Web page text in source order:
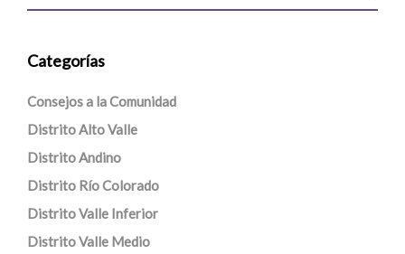
Categorías
Consejos a la Comunidad
Distrito Alto Valle
Distrito Andino
Distrito Río Colorado
Distrito Valle Inferior
Distrito Valle Medio